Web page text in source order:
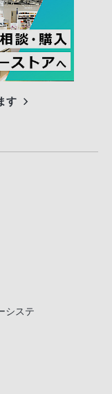
す
システ